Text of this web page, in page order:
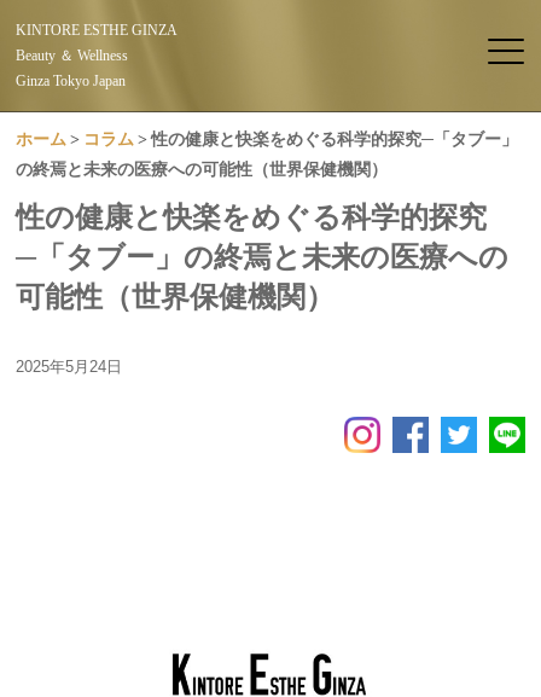
KINTORE ESTHE GINZA
Beauty ＆ Wellness
Ginza Tokyo Japan
ホーム コラム
性の健康と快楽をめぐる科学的探究─「タブー」
の終焉と未来の医療への可能性（世界保健機関）
性の健康と快楽をめぐる科学的探究
─「タブー」の終焉と未来の医療への
可能性（世界保健機関）
2025年5月24日